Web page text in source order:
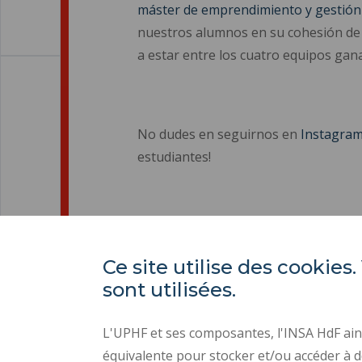
máster de emprendimiento y
nuestros alumnos en su cohesión
a estar entre los cuatro equipos
No dudes en seguirnos en Instagram
estudiantes!
Ce site utilise des
sont utilisées.
L'UPHF et ses composantes, l'INSA HdF
équivalente pour stocker et/ou accéder à